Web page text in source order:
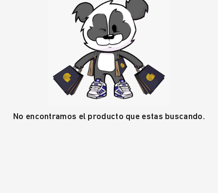
No encontramos el producto que estas buscando.